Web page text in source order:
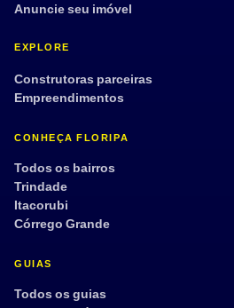
Anuncie seu imóvel
EXPLORE
Construtoras parceiras
Empreendimentos
CONHEÇA FLORIPA
Todos os bairros
Trindade
Itacorubi
Córrego Grande
GUIAS
Todos os guias